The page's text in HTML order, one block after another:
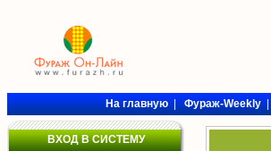
На главную|Фураж-Weekly
ВХОД В СИСТЕМУ